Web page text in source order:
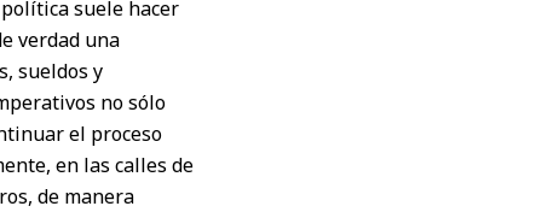
suele hacer
verdad una
sueldos y
no sólo
el proceso
en las calles de
de manera